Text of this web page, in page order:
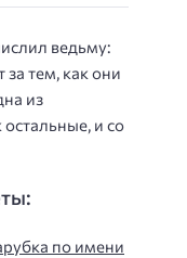
ведьму:
тем, как они
из
остальные, и со
по имени